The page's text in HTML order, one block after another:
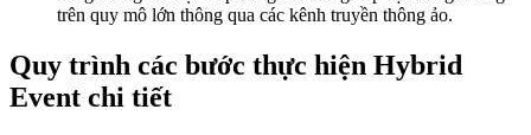
trên quy mô lớn thông qua các kênh truyền thông ảo.
Quy trình các bước thực hiện Hybrid
Event chi tiết